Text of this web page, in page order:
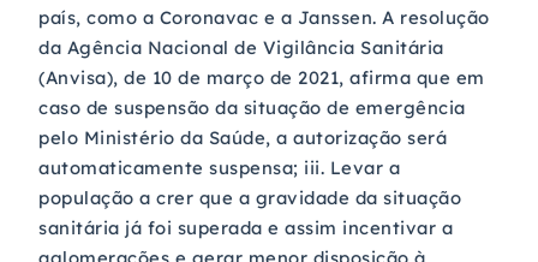
país, como a Coronavac e a Janssen. A resolução
da Agência Nacional de Vigilância Sanitária
(Anvisa), de 10 de março de 2021, afirma que em
caso de suspensão da situação de emergência
pelo Ministério da Saúde, a autorização será
automaticamente suspensa; iii. Levar a
população a crer que a gravidade da situação
sanitária já foi superada e assim incentivar a